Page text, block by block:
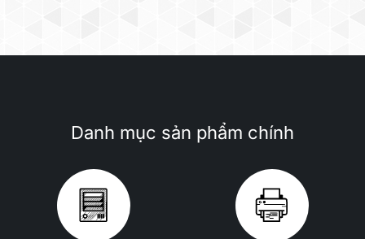
Danh mục sản phẩm chính